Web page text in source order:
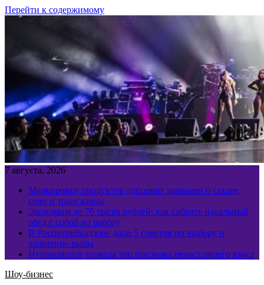
Перейти к содержимому
7 августа, 2026
Маркировку продуктов дополнят данными о сахаре,
соли и трансжирах
Экономим до 70 тысяч рублей: как собрать идеальный
обед с собой на работу
В Роспотребнадзоре дали 5 советов по выбору и
хранению рыбы
Нутрициолог назвала три признака ненастоящего кваса
Шоу-бизнес